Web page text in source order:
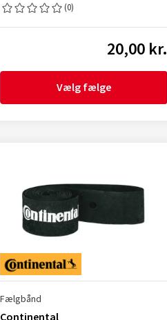
(0)
20,00 kr.
Vælg fælge
Fælgbånd